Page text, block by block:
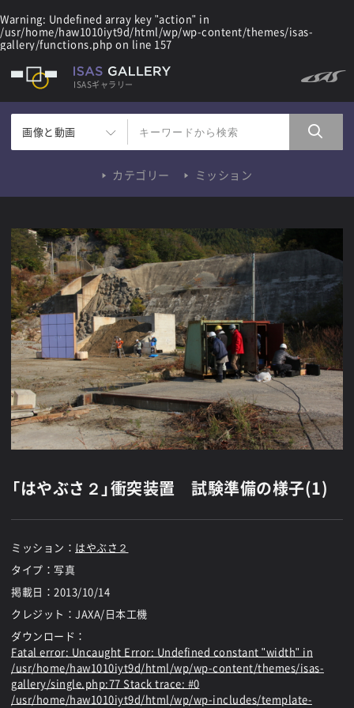
Warning: Undefined array key "action" in
/usr/home/haw1010iyt9d/html/wp/wp-content/themes/isas-
gallery/functions.php on line 157
ISASギャラリー
画像と動画
カテゴリー ミッション
「はやぶさ２」衝突装置 試験準備の様子(1)
ミッション： はやぶさ２
タイプ：写真
掲載日： 2013/10/14
クレジット：JAXA/日本工機
ダウンロード：
Fatal error: Uncaught Error: Undefined constant "width" in
/usr/home/haw1010iyt9d/html/wp/wp-content/themes/isas-
gallery/single.php:77 Stack trace: #0
/usr/home/haw1010iyt9d/html/wp/wp-includes/template-